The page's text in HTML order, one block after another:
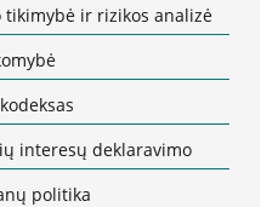
analizė
atitikties paraiška
ir rizikos analizė
interesų deklaravimo
politika